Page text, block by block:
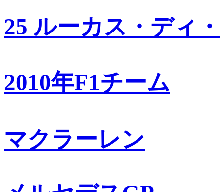
25 ルーカス・ディ
2010年F1チーム
マクラーレン